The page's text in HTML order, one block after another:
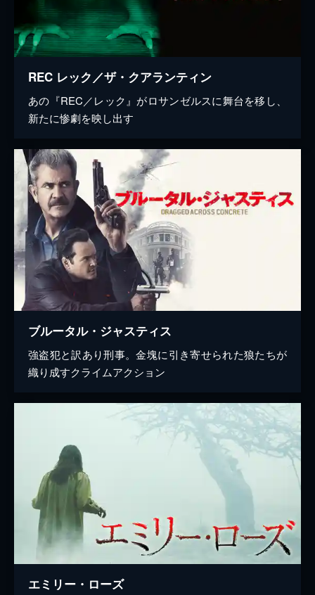
REC レック／ザ・クアランティン
あの『REC／レック』がロサンゼルスに舞台を移し、
新たに惨劇を映し出す
ブルータル・ジャスティス
強盗犯と訳あり刑事。金塊に引き寄せられた狼たちが
織り成すクライムアクション
エミリー・ローズ